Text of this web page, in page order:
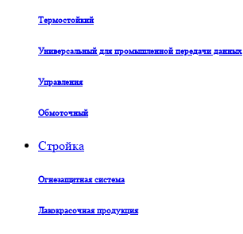
Термостойкий
Универсальный для промышленной передачи данных
Управления
Обмоточный
Стройка
Огнезащитная система
Лакокрасочная продукция